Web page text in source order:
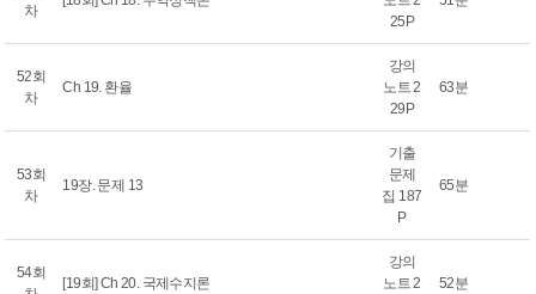
차
25P
52회
차
Ch 19. 환율
강의
노트 2
29P
63분
53회
차
19장. 문제 13
기출
문제
집 187
P
65분
54회
[19회] Ch 20. 국제수지론
강의
노트 2
52분